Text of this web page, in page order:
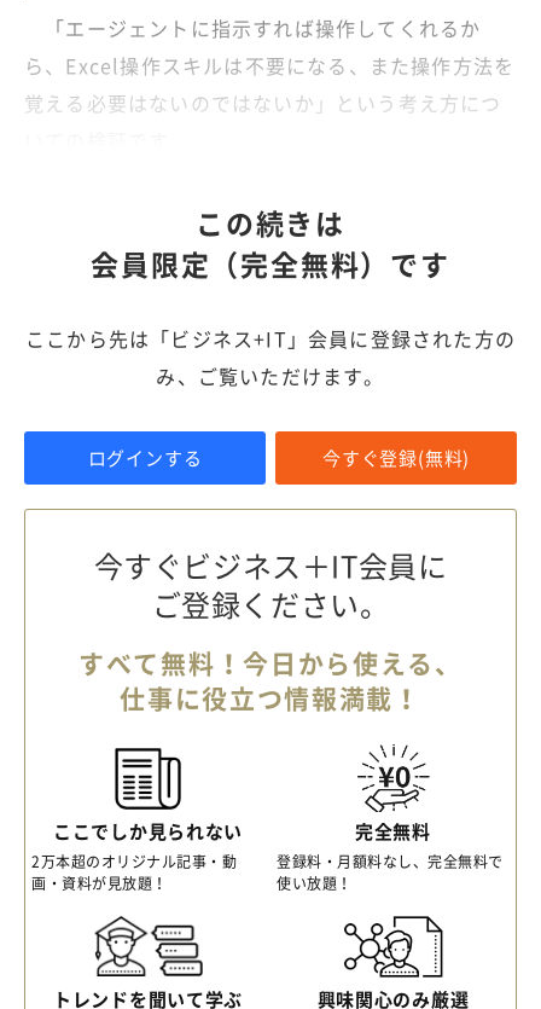
「エージェントに指示すれば操作してくれるか
ら、Excel操作スキルは不要になる、また操作方法を
覚える必要はないのではないか」という考え方につ
この続きは
会員限定（完全無料）です
ここから先は「ビジネス+IT」会員に登録された方の
み、ご覧いただけます。
ログインする 今すぐ登録(無料)
今すぐビジネス＋IT会員に
ご登録ください。
すべて無料！今日から使える、
仕事に役立つ情報満載！
ここでしか見られない
2万本超のオリジナル記事・動
画・資料が見放題！
完全無料
登録料・月額料なし、完全無料で
使い放題！
トレンドを聞いて学ぶ 興味関心のみ厳選